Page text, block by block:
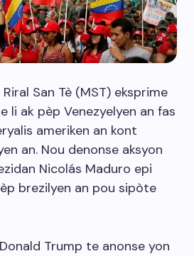
San Tè (MST) eksprime
li ak pèp Venezyelyen an fas
ameriken an kont
an. Nou denonse aksyon
Nicolás Maduro epi
brezilyen an pou sipòte
Trump te anonse yon